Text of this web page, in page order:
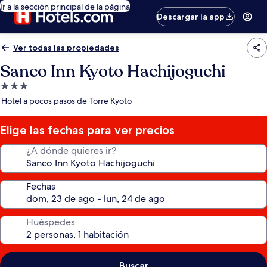
Ir a la sección principal de la página
Descargar la app
Ver todas las propiedades
Sanco Inn Kyoto Hachijoguchi
Propiedad
de
estrellas
Hotel a pocos pasos de Torre Kyoto
Elige las fechas para ver precios
¿A dónde quieres ir?
Fechas
Huéspedes